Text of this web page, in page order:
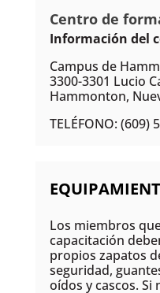
Centro de
Información del
Campus de
3300-3301 Lucio
Hammonton,
TELÉFONO: (609)
Los miembros
capacitación
propios zapatos
seguridad,
oídos y cascos.